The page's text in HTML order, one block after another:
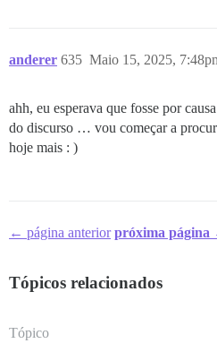
anderer Maio 15, 2025,
635
ahh, eu esperava que fosse por
do discurso … vou começar a
hoje mais : )
← página anterior próxima página
Tópicos relacionados
Tópico